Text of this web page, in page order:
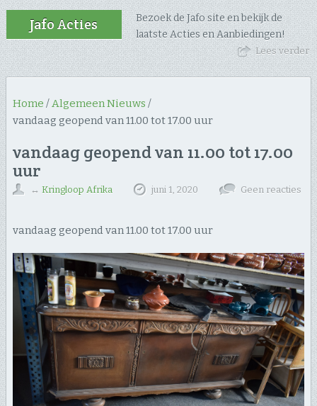
Jafo Acties
Bezoek de Jafo site en bekijk de
laatste Acties en Aanbiedingen!
Lees verder
Home /Algemeen Nieuws /
vandaag geopend van 11.00 tot 17.00 uur
vandaag geopend van 11.00 tot 17.00
uur
↔ Kringloop Afrika juni 1, 2020 Geen reacties
vandaag geopend van 11.00 tot 17.00 uur